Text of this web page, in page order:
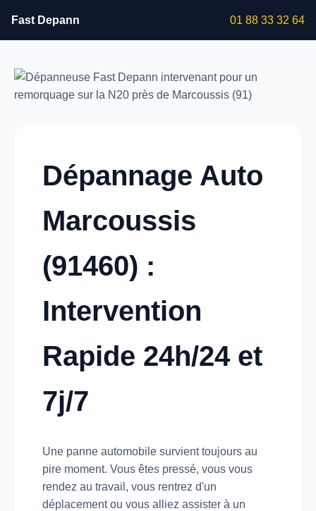
Fast Depann 01 88 33 32 64
Dépannage Auto
Marcoussis
(91460) :
Intervention
Rapide 24h/24 et
7j/7
Une panne automobile survient toujours au
pire moment. Vous êtes pressé, vous vous
rendez au travail, vous rentrez d'un
déplacement ou vous alliez assister à un